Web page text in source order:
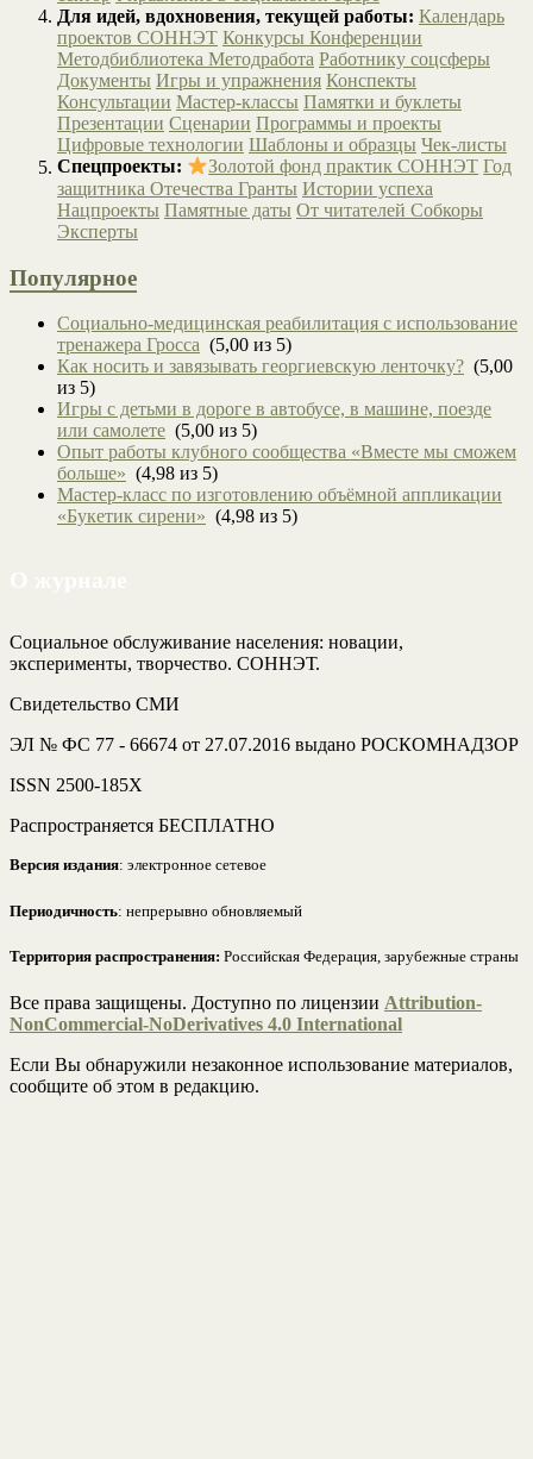
Для идей, вдохновения, текущей работы: Календарь
проектов СОННЭТ Конкурсы Конференции
Методбиблиотека Методработа Работнику соцсферы
Документы Игры и упражнения Конспекты
Консультации Мастер-классы Памятки и буклеты
Презентации Сценарии Программы и проекты
Цифровые технологии Шаблоны и образцы Чек-листы
Спецпроекты:
Золотой фонд практик СОННЭТ Год
защитника Отечества Гранты Истории успеха
Нацпроекты Памятные даты От читателей Собкоры
Эксперты
Популярное
Социально-медицинская реабилитация с использование
тренажера Гросса (5,00 из 5)
Как носить и завязывать георгиевскую ленточку? (5,00
из 5)
Игры с детьми в дороге в автобусе, в машине, поезде
или самолете (5,00 из 5)
Опыт работы клубного сообщества «Вместе мы сможем
больше» (4,98 из 5)
Мастер-класс по изготовлению объёмной аппликации
«Букетик сирени» (4,98 из 5)
Социальное обслуживание населения: новации,
эксперименты, творчество. СОННЭТ.
Свидетельство СМИ
ЭЛ № ФС 77 - 66674 от 27.07.2016 выдано РОСКОМНАДЗОР
ISSN 2500-185Х
Распространяется БЕСПЛАТНО
Версия издания: электронное сетевое
Периодичность: непрерывно обновляемый
Территория распространения: Российская Федерация, зарубежные страны
Все права защищены. Доступно по лицензии Attribution-
NonCommercial-NoDerivatives 4.0 International
Если Вы обнаружили незаконное использование материалов,
сообщите об этом в редакцию.